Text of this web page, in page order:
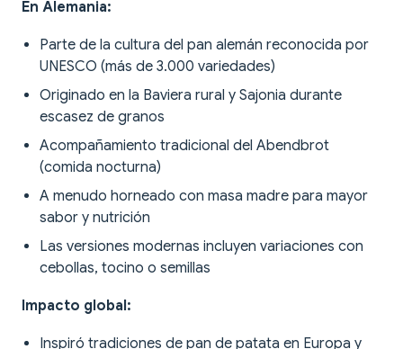
En Alemania:
Parte de la cultura del pan alemán reconocida por
UNESCO (más de 3.000 variedades)
Originado en la Baviera rural y Sajonia durante
escasez de granos
Acompañamiento tradicional del Abendbrot
(comida nocturna)
A menudo horneado con masa madre para mayor
sabor y nutrición
Las versiones modernas incluyen variaciones con
cebollas, tocino o semillas
Impacto global:
Inspiró tradiciones de pan de patata en Europa y